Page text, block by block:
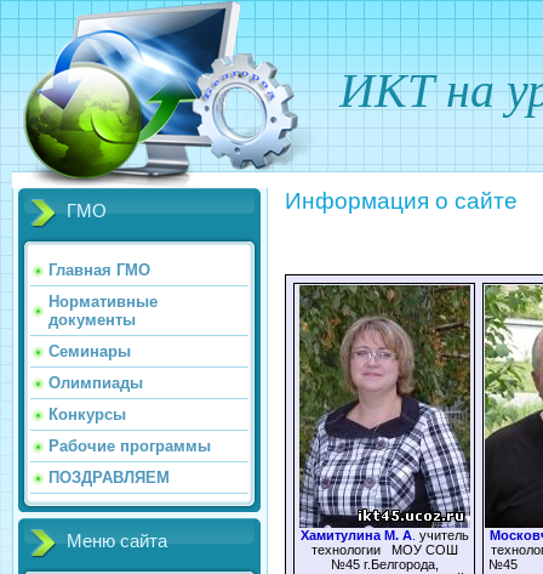
ИКТ на
ГМО
Главная ГМО
Нормативные
документы
Семинары
Олимпиады
Конкурсы
Рабочие программы
ПОЗДРАВЛЯЕМ
Меню сайта
Информация о сайте
Хамитулина М. А. учитель
технологии МОУ СОШ
№45 г.Белгорода,
№45